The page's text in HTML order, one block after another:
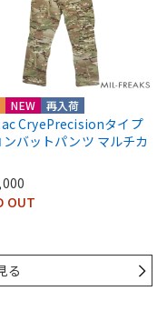
NEW 再入荷
CryePrecisionタイプ
ンバットパンツ マルチカ
OUT
る